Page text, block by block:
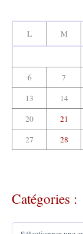
L M
6
7
13
14
20
21
27
28
Catégories :
C